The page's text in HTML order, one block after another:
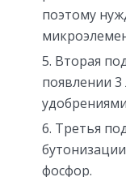
поэтому
Вторая
появлении
Третья
фосфор.